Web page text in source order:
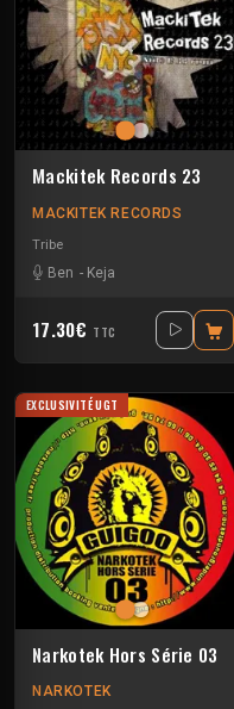
Mackitek Records 23
MACKITEK RECORDS
Tribe
Ben - Keja
17.30€ TTC
EXCLUSIVITÉ UGT
Narkotek Hors Série 03
NARKOTEK